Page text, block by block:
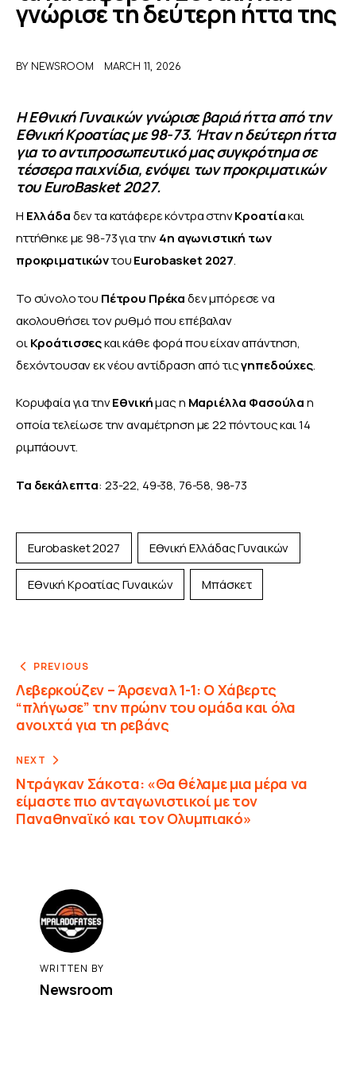
γνώρισε τη δεύτερη ήττα της
BY NEWSROOM MARCH 11, 2026
Η Εθνική Γυναικών γνώρισε βαριά ήττα από την
Εθνική Κροατίας με 98-73. Ήταν η δεύτερη ήττα
για το αντιπροσωπευτικό μας συγκρότημα σε
τέσσερα παιχνίδια, ενόψει των προκριματικών
του EuroBasket 2027.
Η Ελλάδα δεν τα κατάφερε κόντρα στην Κροατία και
ηττήθηκε με 98-73 για την4η αγωνιστική των
προκριματικών του Eurobasket 2027.
Το σύνολο του Πέτρου Πρέκα δεν μπόρεσε να
ακολουθήσει τον ρυθμό που επέβαλαν
οι Κροάτισσες και κάθε φορά που είχαν απάντηση,
δεχόντουσαν εκ νέου αντίδραση από τις γηπεδούχες.
Κορυφαία για την Εθνική μας η Μαριέλλα Φασούλα η
οποία τελείωσε την αναμέτρηση με 22 πόντους και 14
ριμπάουντ.
Τα δεκάλεπτα: 23-22, 49-38, 76-58, 98-73
Eurobasket 2027 Εθνική Ελλάδας Γυναικών
Εθνική Κροατίας Γυναικών Μπάσκετ
PREVIOUS
Λεβερκούζεν – Άρσεναλ 1-1: Ο Χάβερτς
“πλήγωσε” την πρώην του ομάδα και όλα
ανοιχτά για τη ρεβάνς
NEXT
Ντράγκαν Σάκοτα: «Θα θέλαμε μια μέρα να
είμαστε πιο ανταγωνιστικοί με τον
Παναθηναϊκό και τον Ολυμπιακό»
WRITTEN BY
Newsroom